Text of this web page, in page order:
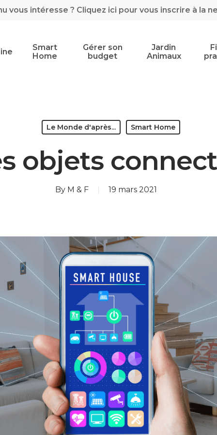
vous intéresse ? Cliquez ici pour vous inscrire à la
Smart
Home
Gérer son
budget
Jardin
Animaux
Le Monde d'après... Smart Home
objets
By M & F 19 mars 2021